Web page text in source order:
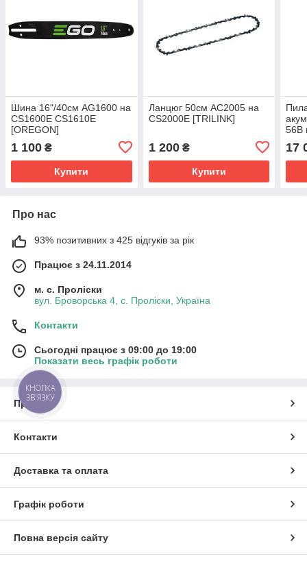
Шина 16"/40см AG1600 на
CS1600E CS1610E
[OREGON]
1 100 ₴
Купити
Ланцюг 50см AC2005 на
CS2000E [TRILINK]
1 200₴
Купити
56В
17
Про нас
93% позитивних з 425 відгуків за рік
Працює з 24.11.2014
м. с. Проліски
вул. Броворська 4, с. Проліски, Україна
Контакти
Сьогодні працює з 09:00 до 19:00
Показати весь графік роботи
Про нас
Контакти
Доставка та оплата
Графік роботи
Повна версія сайту
КНОПКА
ЗВ'ЯЗКУ